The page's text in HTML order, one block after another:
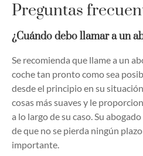
Preguntas
¿Cuándo debo llamar a un
Se recomienda que llame a un
coche tan pronto como sea
desde el principio en su
cosas más suaves y le
a lo largo de su caso. Su
de que no se pierda ningún
importante.